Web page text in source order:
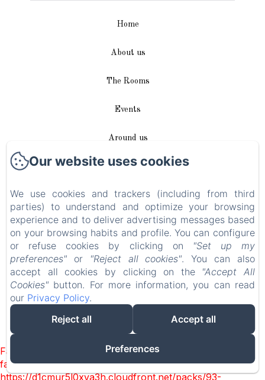
Home
About us
The Rooms
Events
Around us
Access / Contact
Plan du site
Blog
Legal notice
EN FR DE
Powered using Amenitiz
Failed to load BookingEngine/index: Loading chunk 93
failed. (missing:
https://d1cmur5l0xva3h.cloudfront.net/packs/93-
Our website uses cookies
We use cookies and trackers (including from third
parties) to understand and optimize your browsing
experience and to deliver advertising messages based
on your browsing habits and profile. You can configure
or refuse cookies by clicking on
"Set up my
preferences" or "Reject all cookies". You can also
accept all cookies by clicking on the "Accept All
Cookies" button. For more information, you can read
our Privacy Policy.
Reject all
Accept all
Preferences